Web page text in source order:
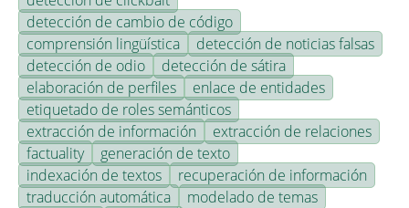
detección de cambio de código
comprensión lingüística
detección de noticias falsas
detección de odio
detección de sátira
elaboración de perfiles
enlace de entidades
etiquetado de roles semánticos
extracción de información
extracción de relaciones
factuality
generación de texto
indexación de textos
recuperación de información
traducción automática
modelado de temas